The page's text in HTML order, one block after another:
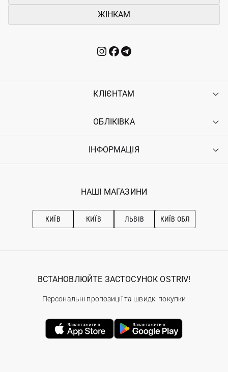
ЖІНКАМ
КЛІЄНТАМ
Контакти
Повернення
Гарантія
ОБЛІКІВКА
Увійти
Ostriv Club+
ІНФОРМАЦІЯ
Наші магазини
Рекомендації з догляду
НАШІ МАГАЗИНИ
КИЇВ КИЇВ ЛЬВІВ КИЇВ ОБЛ
ВСТАНОВЛЮЙТЕ ЗАСТОСУНОК OSTRIV!
Персональні пропозиції та швидкі покупки